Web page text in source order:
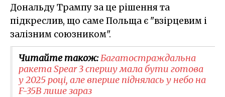
Дональду Трампу за це рішення та
підкреслив, що саме Польща є "взірцевим і
залізним союзником".
Читайте також:Багатостраждальна
ракета Spear 3 спершу мала бути готова
у 2025 році, але вперше піднялась у небо на
F-35B лише зараз